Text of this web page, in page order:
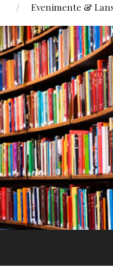
Evenimente &